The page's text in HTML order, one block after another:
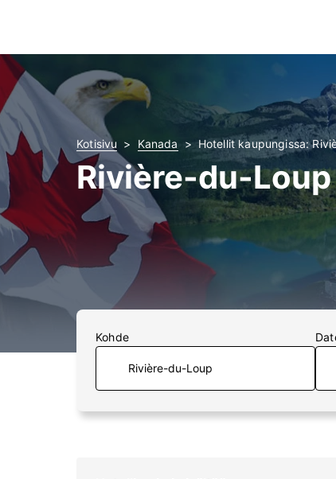
Kotisivu Kanada Hotellit kaupungissa:
Rivière-du-
Kohde